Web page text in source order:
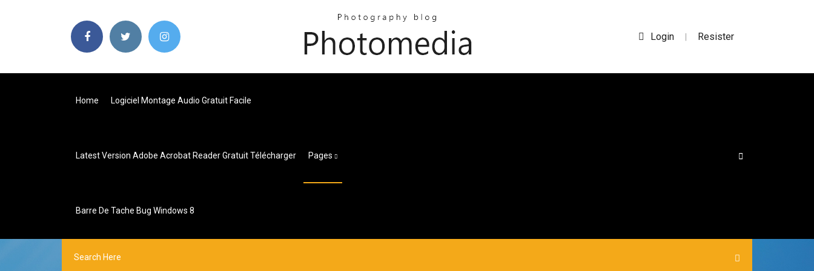
Login | Resister
Home Logiciel Montage Audio Gratuit Facile
Latest Version Adobe Acrobat Reader Gratuit Télécharger Pages
Barre De Tache Bug Windows 8